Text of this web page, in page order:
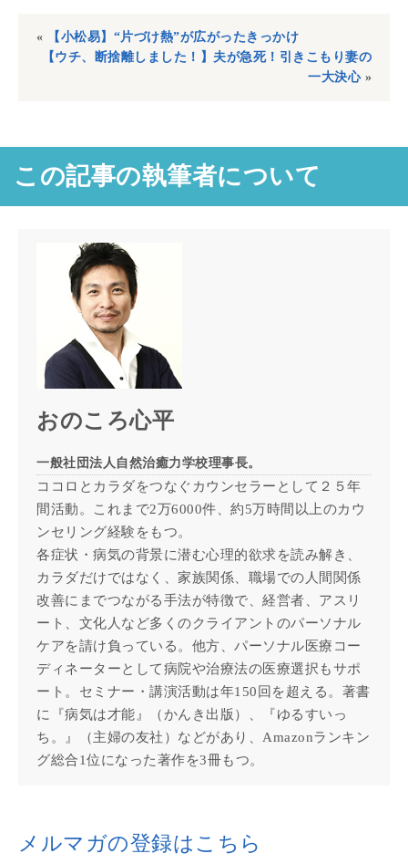
«
【小松易】“片づけ熱”が広がったきっかけ
【ウチ、断捨離しました！】夫が急死！引きこもり妻の
一大決心»
この記事の執筆者について
おのころ心平
一般社団法人自然治癒力学校理事長。
ココロとカラダをつなぐカウンセラーとして２５年
間活動。これまで2万6000件、約5万時間以上のカウ
ンセリング経験をもつ。
各症状・病気の背景に潜む心理的欲求を読み解き、
カラダだけではなく、家族関係、職場での人間関係
改善にまでつながる手法が特徴で、経営者、アスリ
ート、文化人など多くのクライアントのパーソナル
ケアを請け負っている。他方、パーソナル医療コー
ディネーターとして病院や治療法の医療選択もサポ
ート。セミナー・講演活動は年150回を超える。著書
に『病気は才能』（かんき出版）、『ゆるすいっ
ち。』（主婦の友社）などがあり、Amazonランキン
グ総合1位になった著作を3冊もつ。
メルマガの登録はこちら